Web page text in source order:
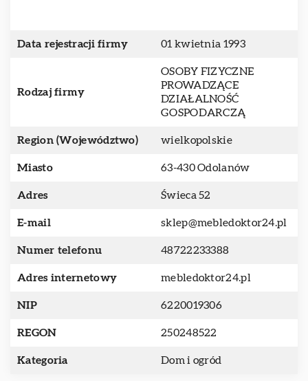
Data rejestracji firmy 01 kwietnia 1993
Rodzaj firmy
OSOBY FIZYCZNE
PROWADZĄCE
DZIAŁALNOŚĆ
GOSPODARCZĄ
Region (Województwo) wielkopolskie
Miasto 63-430 Odolanów
Adres Świeca 52
E-mail sklep@mebledoktor24.pl
Numer telefonu 48722233388
Adres internetowy mebledoktor24.pl
NIP 6220019306
REGON 250248522
Kategoria Dom i ogród